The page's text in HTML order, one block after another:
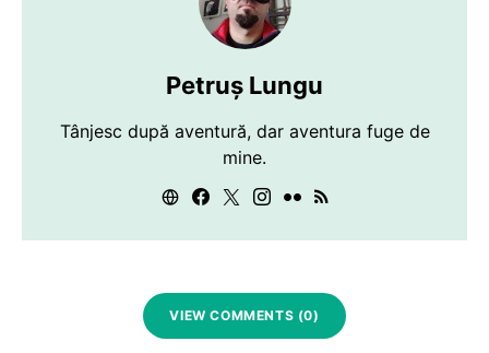
Petruș Lungu
Tânjesc după aventură, dar aventura fuge de
mine.
VIEW COMMENTS (0)